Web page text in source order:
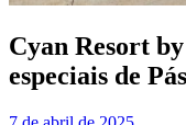
Cyan Resort
especiais de